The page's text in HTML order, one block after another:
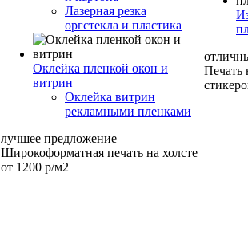
Лазерная резка
оргстекла и пластика
Оклейка пленкой окон и
витрин
Оклейка витрин
рекламными пленками
лучшее предложение
Широкоформатная печать на холсте
от 1200 р/м2
Печать